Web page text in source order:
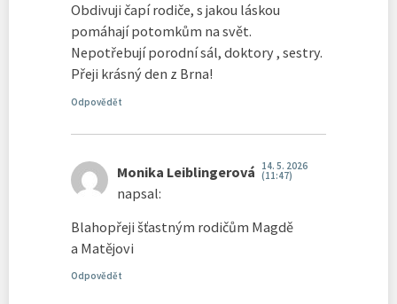
Obdivuji čapí rodiče, s jakou láskou
pomáhají potomkům na svět.
Nepotřebují porodní sál, doktory , sestry.
Přeji krásný den z Brna!
Odpovědět
Monika Leiblingerová
napsal:
14. 5. 2026
(11:47)
Blahopřeji šťastným rodičům Magdě
a Matějovi
Odpovědět